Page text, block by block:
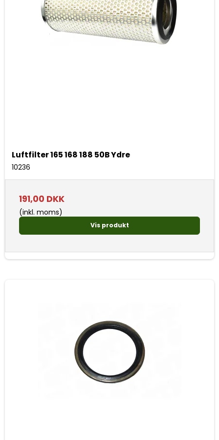
Luftfilter 165 168 188 50B Ydre
10236
191,00 DKK
(inkl. moms)
Vis produkt